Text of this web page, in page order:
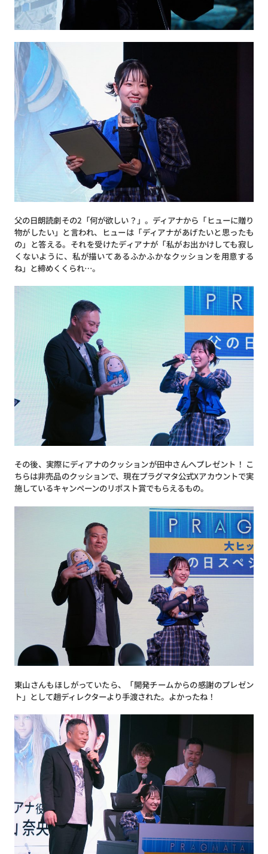
父の日朗読劇その2「何が欲しい？」。ディアナから「ヒューに贈り
物がしたい」と言われ、ヒューは「ディアナがあげたいと思ったも
の」と答える。それを受けたディアナが「私がお出かけしても寂し
くないように、私が描いてあるふかふかなクッションを用意する
ね」と締めくくられ…。
その後、実際にディアナのクッションが田中さんへプレゼント！ こ
ちらは非売品のクッションで、現在プラグマタ公式Xアカウントで実
施しているキャンペーンのリポスト賞でもらえるもの。
東山さんもほしがっていたら、「開発チームからの感謝のプレゼン
ト」として趙ディレクターより手渡された。よかったね！